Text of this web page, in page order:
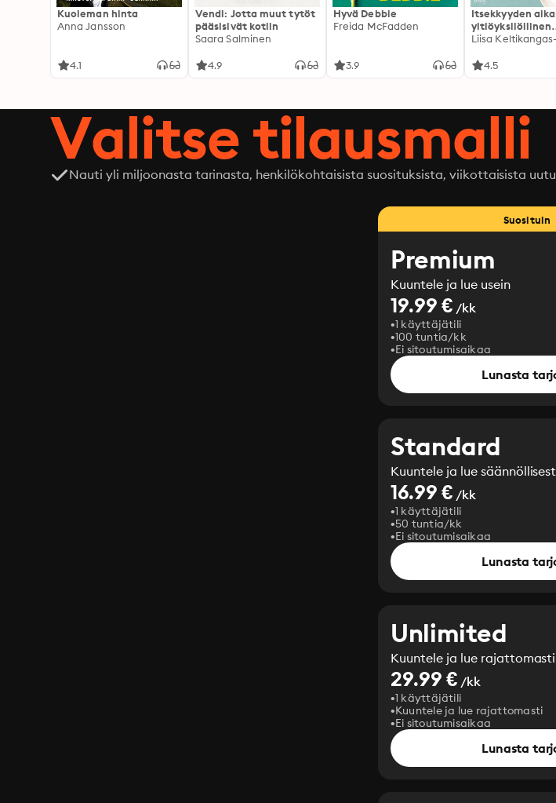
Kuoleman hinta
Anna Jansson
4.1
Vendi: Jotta muut tytöt
pääsisivät kotiin
Saara Salminen
4.9
Hyvä Debbie
Freida McFadden
3.9
Itsekkyyden
yltiöyksilöllinen
kulttuurimme
4.5
Valitse tilausmalli
Nauti yli miljoonasta tarinasta, henkilökohtaisista suosituksista, viikottaisista
Suosituin
Premium
Kuuntele ja lue usein
19.99 € /kk
1 käyttäjätili
100 tuntia/kk
Ei sitoutumisaikaa
Lunasta
Standard
Kuuntele ja lue
16.99 € /kk
1 käyttäjätili
50 tuntia/kk
Ei sitoutumisaikaa
Lunasta
Unlimited
Kuuntele ja lue rajattomasti
29.99 € /kk
1 käyttäjätili
Kuuntele ja lue rajattomasti
Ei sitoutumisaikaa
Lunasta